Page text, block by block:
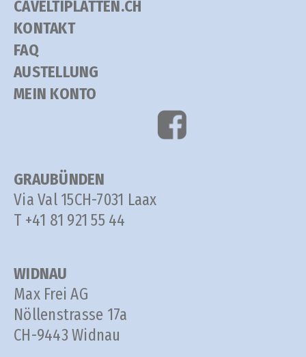
CAVELTIPLATTEN.CH
KONTAKT
FAQ
AUSTELLUNG
MEIN KONTO
GRAUBÜNDEN
Via Val 15CH-7031 Laax
T +41 81 921 55 44
WIDNAU
Max Frei AG
Nöllenstrasse 17a
CH-9443 Widnau